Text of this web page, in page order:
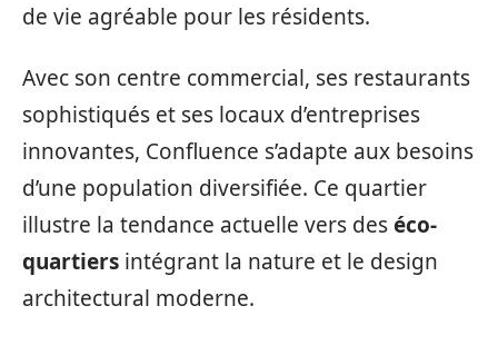
de vie agréable pour les résidents.
Avec son centre commercial, ses restaurants
sophistiqués et ses locaux d’entreprises
innovantes, Confluence s’adapte aux besoins
d’une population diversifiée. Ce quartier
illustre la tendance actuelle vers deséco-
quartiers intégrant la nature et le design
architectural moderne.